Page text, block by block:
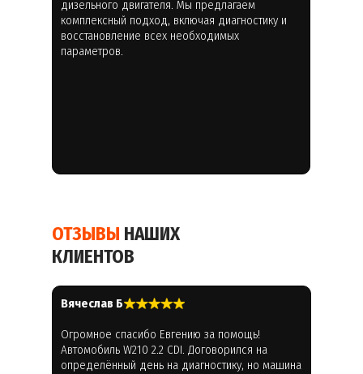
дизельного двигателя. Мы предлагаем
комплексный подход, включая диагностику и
восстановление всех необходимых
параметров.
Вячеслав Б
Огромное спасибо Евгению за помощь!
Автомобиль W210 2.2 CDI. Договорился на
определённый день на диагностику, но машина
ОТЗЫВЫ НАШИХ
КЛИЕНТОВ